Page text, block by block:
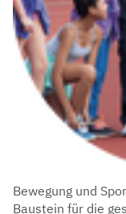
Bewegung und
Baustein für die